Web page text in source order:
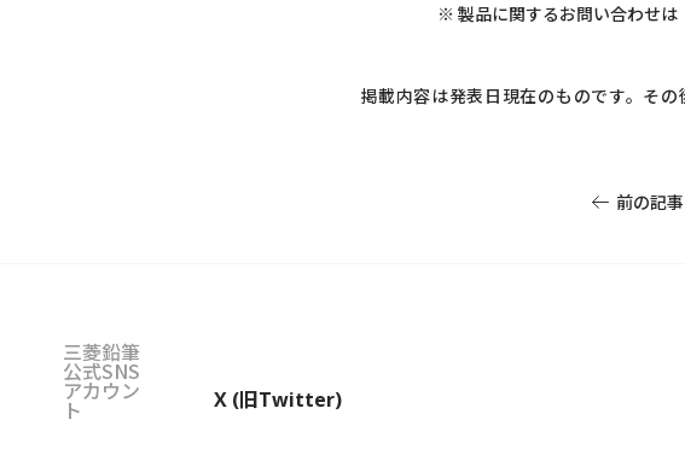
※ 製品に関するお問い合わせは
掲載内容は発表日現在のものです。そ
前の記事
三菱鉛筆
公式SNS
アカウン
ト X (旧Twitter)